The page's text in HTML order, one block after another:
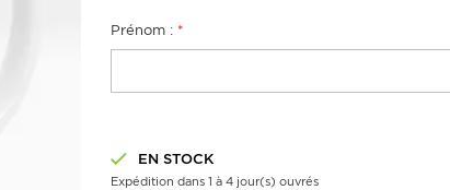
Prénom : *
EN STOCK
Expédition dans 1 à 4 jour(s) ouvrés